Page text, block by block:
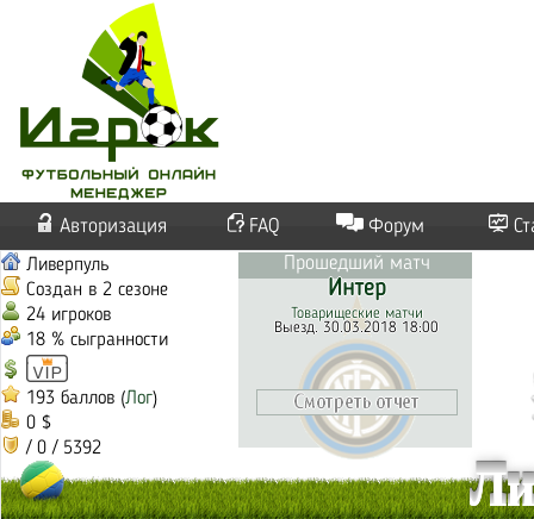
Авторизация FAQ Форум
Ливерпуль
Создан в 2 сезоне
24 игроков
18 % сыгранности
193 баллов (Лог)
0 $
/ 0 / 5392
Прошедший матч
Интер
Товарищеские матчи
Выезд. 30.03.2018 18:00